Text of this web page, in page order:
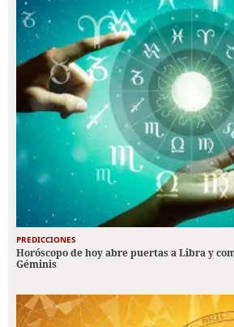
PREDICCIONES
Horóscopo de hoy abre puertas a Libra y
Géminis